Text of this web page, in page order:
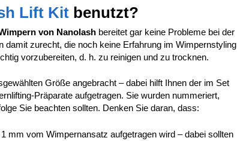
Lift Kit benutzt?
von Nanolash bereitet gar keine Probleme bei der
damit zurecht, die noch keine Erfahrung im Wimpernstyling
vorzubereiten, d. h. zu reinigen und zu trocknen.
Größe angebracht – dabei hilft Ihnen der im Set
Präparate aufgetragen. Sie wurden nummeriert,
Sie beachten sollten. Denken Sie daran, dass:
mm vom Wimpernansatz aufgetragen wird – dabei sollten